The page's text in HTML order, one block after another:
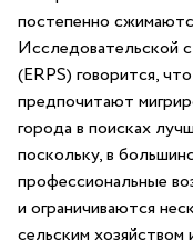
постепенно
Исследовательской
(ERPS) говорится,
предпочитают
города в поисках
поскольку, в
профессиональные
и ограничиваются
сельским хозяйством